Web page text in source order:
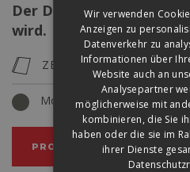
Der Dachstein, mit dem
wird.
ZENIT MAX
Moon
PRODUKT ANSCHAUEN
Wir verwenden
Anzeigen zu
Datenverkehr zu
Informationen über
Website auch an
Analysepartner
möglicherweise mit
kombinieren, die Sie
haben oder die sie im
ihrer Dienste